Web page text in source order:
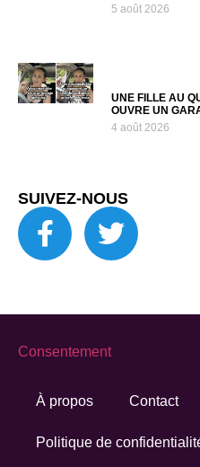
5 août 2026
UNE FILLE AU
OUVRE UN
4 août 2026
SUIVEZ-NOUS
À propos Contact
Politique de
Consentement